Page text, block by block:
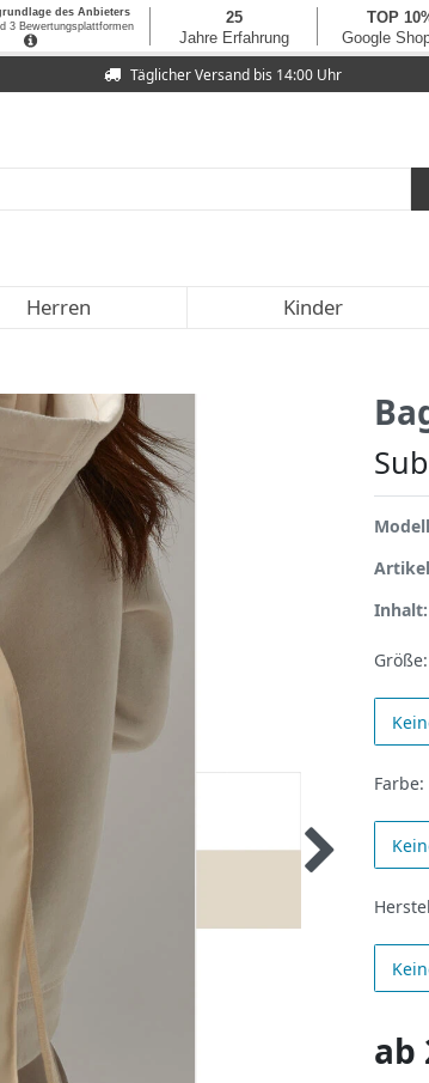
Täglicher Versand bis 14:00 Uhr
Herren Kinder
Inhalt:
Größe:
Farbe:
ab